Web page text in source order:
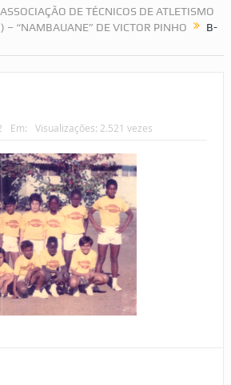
DE TÉCNICOS DE ATLETISMO
– “NAMBAUANE” DE VICTOR PINHO
B-
Em: Visualizações: 2.521 vezes